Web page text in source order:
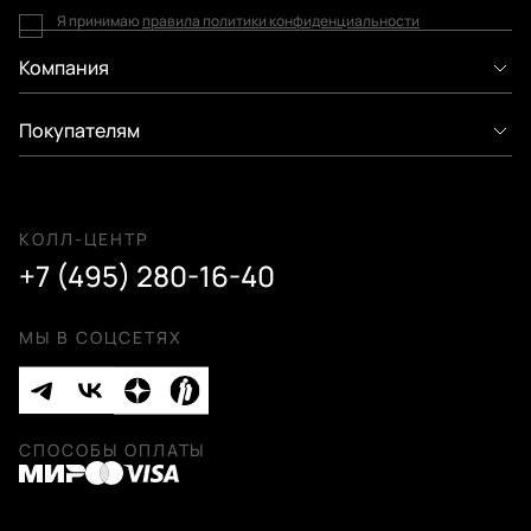
Компания
Покупателям
КОЛЛ-ЦЕНТР
+7 (495) 280-16-40
МЫ В СОЦСЕТЯХ
Я принимаю правила политики конфиденциальности
СПОСОБЫ ОПЛАТЫ